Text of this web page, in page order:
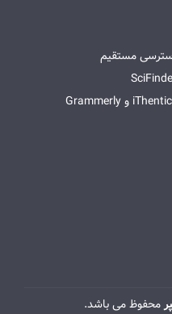
مستقیم
محفوظ می باشد.